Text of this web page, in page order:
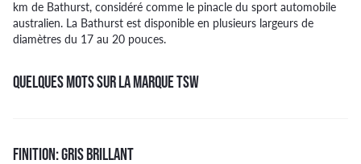
km de Bathurst, considéré comme le pinacle du sport automobile
australien. La Bathurst est disponible en plusieurs largeurs de
diamètres du 17 au 20 pouces.
QUELQUES MOTS SUR LA MARQUE TSW
FINITION: GRIS BRILLANT